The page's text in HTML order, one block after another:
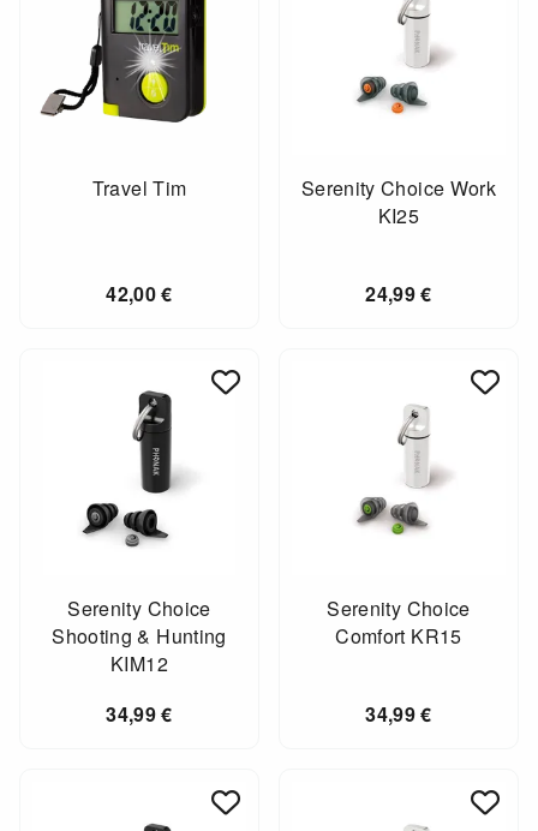
Travel Tim
42,00€
Serenity Choice Work
KI25
24,99€
Serenity Choice
Shooting & Hunting
KIM12
34,99€
Serenity Choice
Comfort KR15
34,99€